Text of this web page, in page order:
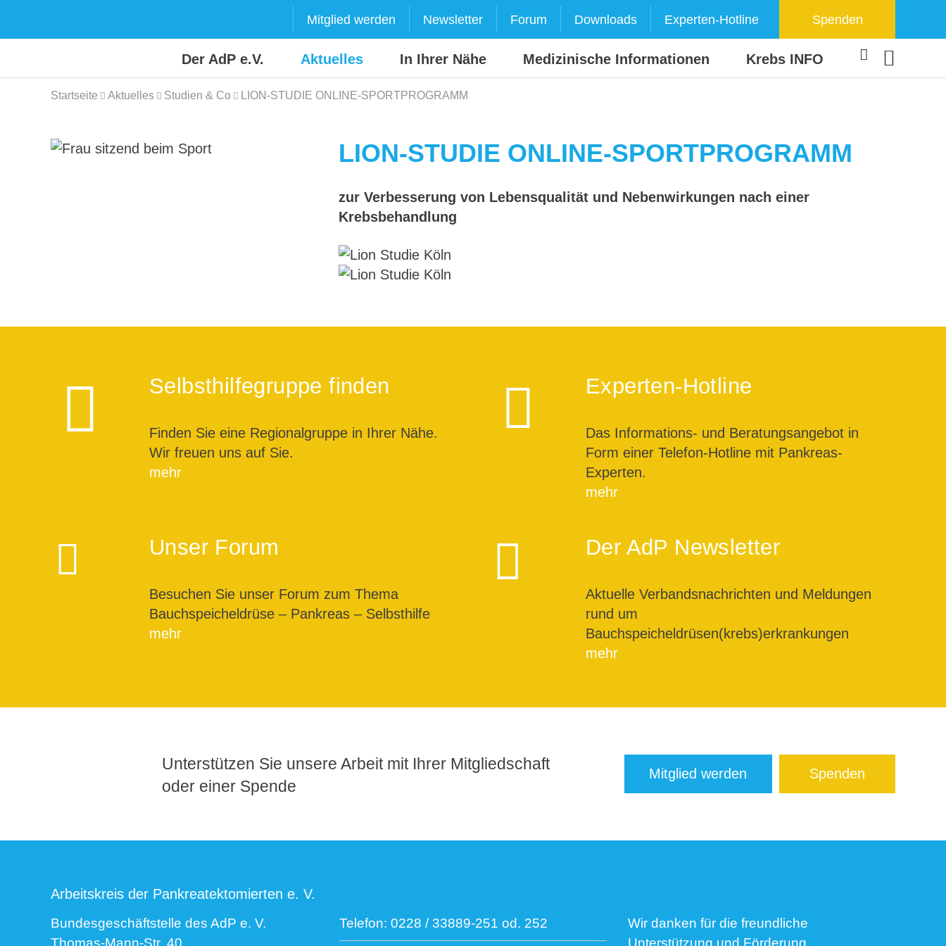
Mitglied werden Newsletter Forum Downloads Experten-Hotline Spenden
Der AdP e.V. Aktuelles In Ihrer Nähe Medizinische Informationen Krebs INFO
Startseite Aktuelles Studien & Co LION-STUDIE ONLINE-SPORTPROGRAMM
LION-STUDIE ONLINE-SPORTPROGRAMM
zur Verbesserung von Lebensqualität und Nebenwirkungen nach einer
Krebsbehandlung
Selbsthilfegruppe finden
Finden Sie eine Regionalgruppe in Ihrer Nähe.
Wir freuen uns auf Sie.
mehr
Experten-Hotline
Das Informations- und Beratungsangebot in
Form einer Telefon-Hotline mit Pankreas-
Experten.
mehr
Unser Forum
Besuchen Sie unser Forum zum Thema
Bauchspeicheldrüse – Pankreas – Selbsthilfe
mehr
Der AdP Newsletter
Aktuelle Verbandsnachrichten und Meldungen
rund um
Bauchspeicheldrüsen(krebs)erkrankungen
mehr
Unterstützen Sie unsere Arbeit mit Ihrer Mitgliedschaft
oder einer Spende
Mitglied werden Spenden
Arbeitskreis der Pankreatektomierten e. V.
Bundesgeschäftstelle des AdP e. V.
Thomas-Mann-Str. 40
Telefon: 0228 / 33889-251 od. 252
Wir danken für die freundliche
Unterstützung und Förderung